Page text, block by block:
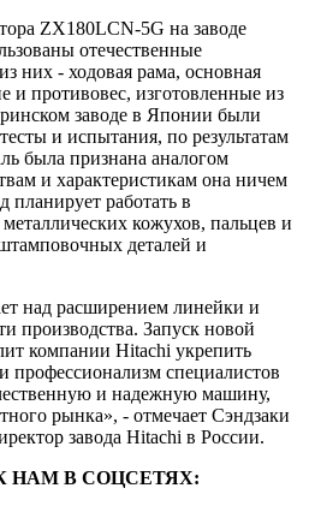
ZX180LCN-5G на заводе
отечественные
них - ходовая рама, основная
и противовес, изготовленные из
заводе в Японии были
и испытания, по результатам
была признана аналогом
и характеристикам она ничем
планирует работать в
кожухов, пальцев и
деталей и
над расширением линейки и
производства. Запуск новой
компании Hitachi укрепить
профессионализм специалистов
и надежную машину,
рынка», - отмечает Сэндзаки
завода Hitachi в России.
НАМ В СОЦСЕТЯХ: